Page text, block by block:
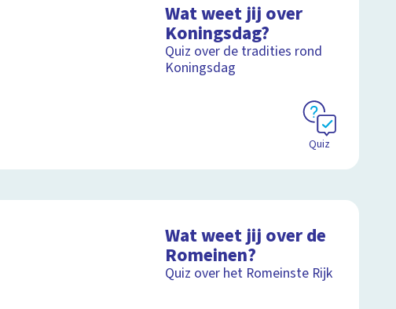
Wat weet jij over
Koningsdag?
Quiz over de tradities rond
Koningsdag
Quiz
Wat weet jij over de
Romeinen?
Quiz over het Romeinste Rijk